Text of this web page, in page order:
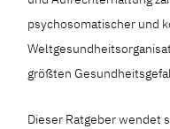
psychosomatischer und
größten
Dieser Ratgeber wendet